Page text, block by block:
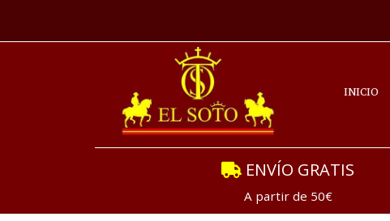
INICIO
ENVÍO GRATIS
A partir de 50€